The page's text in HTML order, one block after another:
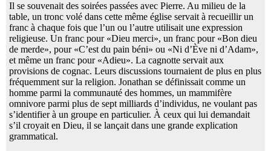
Il se souvenait des soirées passées avec Pierre. Au milieu de la
table, un tronc volé dans cette même église servait à recueillir un
franc à chaque fois que l’un ou l’autre utilisait une expression
religieuse. Un franc pour «Dieu merci», un franc pour «Bon dieu
de merde», pour «C’est du pain béni» ou «Ni d’Ève ni d’Adam»,
et même un franc pour «Adieu». La cagnotte servait aux
provisions de cognac. Leurs discussions tournaient de plus en plus
fréquemment sur la religion. Jonathan se définissait comme un
homme parmi la communauté des hommes, un mammifère
omnivore parmi plus de sept milliards d’individus, ne voulant pas
s’identifier à un groupe en particulier. À ceux qui lui demandait
s’il croyait en Dieu, il se lançait dans une grande explication
grammatical.